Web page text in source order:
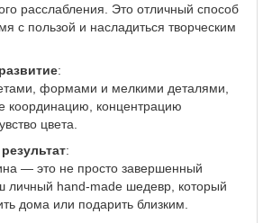
расслабления. Это отличный способ
с пользой и насладиться творческим
:
формами и мелкими деталями,
координацию, концентрацию
цвета.
:
— это не просто завершенный
личный hand-made шедевр, который
дома или подарить близким.